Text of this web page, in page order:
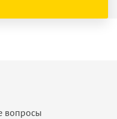
вопросы